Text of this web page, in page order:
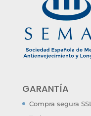
GARANTÍA
Compra segura SSL